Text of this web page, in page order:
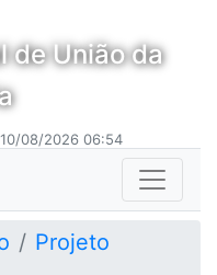
de União da
08/2026 06:54
Projeto